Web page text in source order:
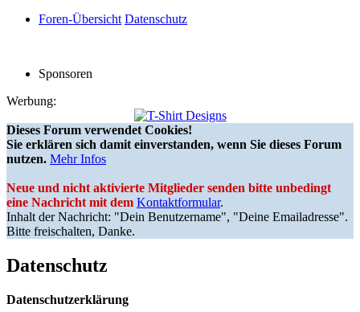
Foren-Übersicht Datenschutz
Sponsoren
Werbung:
Dieses Forum verwendet Cookies!
Sie erklären sich damit einverstanden, wenn Sie dieses Forum
nutzen. Mehr Infos
Neue und nicht aktivierte Mitglieder senden bitte unbedingt
eine Nachricht mit dem Kontaktformular.
Inhalt der Nachricht: "Dein Benutzername", "Deine Emailadresse".
Bitte freischalten, Danke.
Datenschutz
Datenschutzerklärung